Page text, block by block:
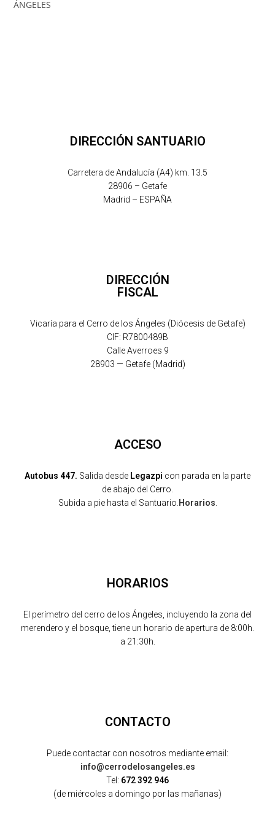
DIRECCIÓN SANTUARIO
Carretera de Andalucía (A4) km. 13.5
28906 – Getafe
Madrid – ESPAÑA
DIRECCIÓN
FISCAL
Vicaría para el Cerro de los Ángeles (Diócesis de Getafe)
CIF: R7800489B
Calle Averroes 9
28903 — Getafe (Madrid)
ACCESO
Autobus 447. Salida desde Legazpi con parada en la parte
de abajo del Cerro.
Subida a pie hasta el Santuario. Horarios
HORARIOS
El perímetro del cerro de los Ángeles, incluyendo la zona del
merendero y el bosque, tiene un horario de apertura de 8:00h.
a 21:30h.
CONTACTO
Puede contactar con nosotros mediante email:
info@cerrodelosangeles.es
Tel: 672 392 946
(de miércoles a domingo por las mañanas)